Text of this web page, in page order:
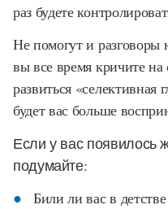
раз будете
Не помогут и
вы все время кричите на
развиться
будет вас больше
Если у вас появилось
подумайте:
Били ли вас в